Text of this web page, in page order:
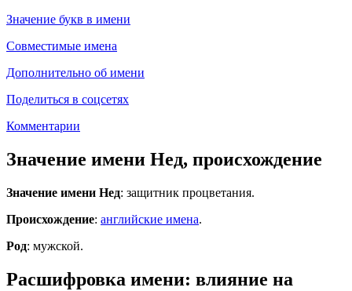
Значение букв в имени
Совместимые имена
Дополнительно об имени
Поделиться в соцсетях
Комментарии
Значение имени Нед, происхождение
Значение имени Нед: защитник процветания.
Происхождение: английские имена.
Род: мужской.
Расшифровка имени: влияние на